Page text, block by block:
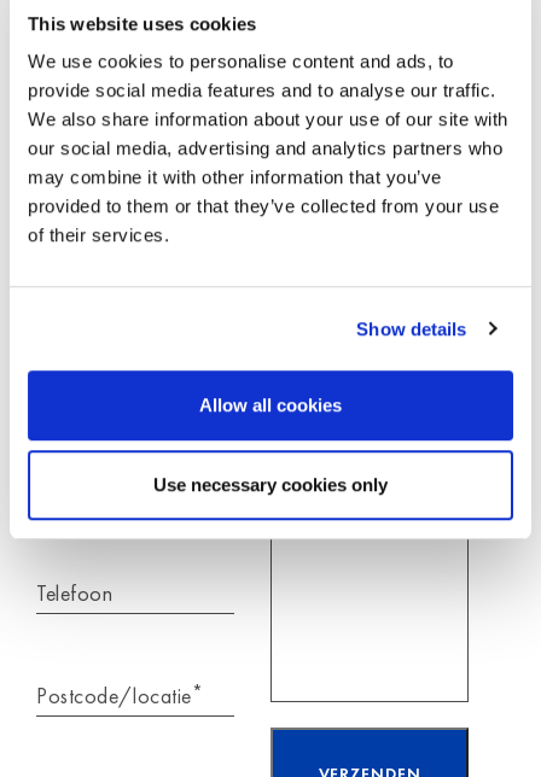
This website uses cookies
We use cookies to personalise content and ads, to
provide social media features and to analyse our traffic.
We also share information about your use of our site with
our social media, advertising and analytics partners who
may combine it with other information that you’ve
provided to them or that they’ve collected from your use
of their services.
Show details
Allow all cookies
Use necessary cookies only
De hier ingevulde gegevens verwerken wij
uitsluitend om je verzoek te beantwoorden.
Telefoon
Postcode/locatie*
Je bericht voor Moldex